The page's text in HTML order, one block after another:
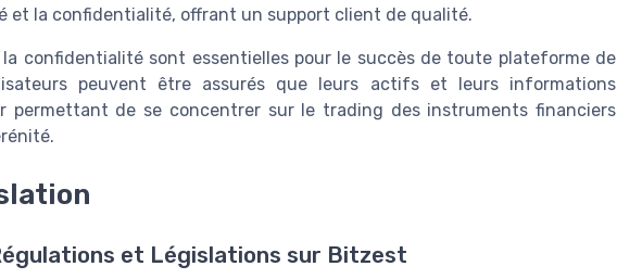
et la confidentialité, offrant un support client de qualité.
confidentialité sont essentielles pour le succès de toute plateforme de
peuvent être assurés que leurs actifs et leurs informations
permettant de se concentrer sur le trading des instruments financiers
et Législations sur Bitzest